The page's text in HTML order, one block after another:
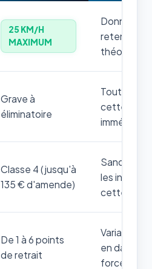
25 KM/H
MAXIMUM
Donnée
retenir par
théorique.
Grave à
éliminatoire
Toute
cette
Classe 4 (jusqu'à
135 € d'amende)
Sanction
les
cette
De 1 à 6 points
de retrait
Variable
en danger
forces de